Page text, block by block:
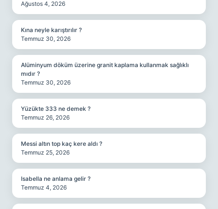
Ağustos 4, 2026
Kına neyle karıştırılır ?
Temmuz 30, 2026
Alüminyum döküm üzerine granit kaplama kullanmak sağlıklı
mıdır ?
Temmuz 30, 2026
Yüzükte 333 ne demek ?
Temmuz 26, 2026
Messi altın top kaç kere aldı ?
Temmuz 25, 2026
Isabella ne anlama gelir ?
Temmuz 4, 2026